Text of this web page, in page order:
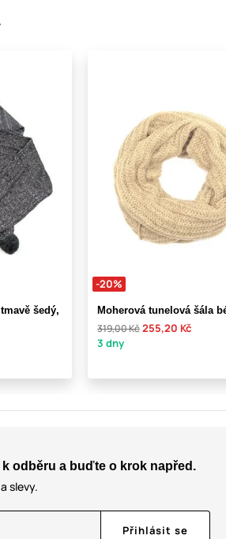
šedý,
-20%
Moherová tunelová šála
319,00 Kč255,20 Kč
3 dny
k odběru a buďte o krok napřed.
slevy.
Přihlásit se